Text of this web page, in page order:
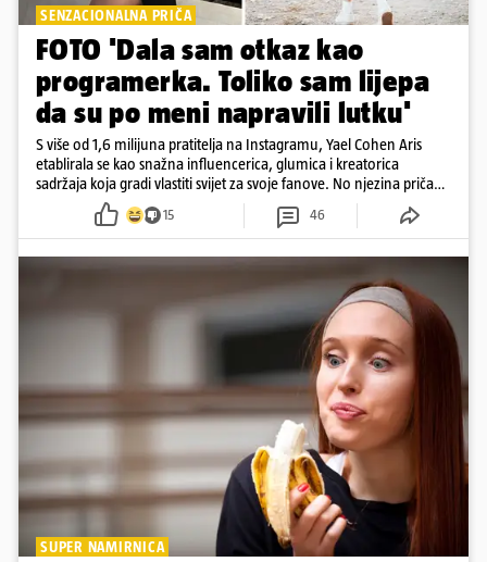
SENZACIONALNA PRIČA
FOTO 'Dala sam otkaz kao
programerka. Toliko sam lijepa
da su po meni napravili lutku'
S više od 1,6 milijuna pratitelja na Instagramu, Yael Cohen Aris
etablirala se kao snažna influencerica, glumica i kreatorica
sadržaja koja gradi vlastiti svijet za svoje fanove. No njezina priča
pokazuje da online slava dolazi i s neočekivanim izazovima
15 46
SUPER NAMIRNICA